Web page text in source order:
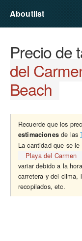
Aboutlist
Precio de
del
Beach
Recuerde que los
estimacionesde las
La cantidad que se
Playa del Carmen
variar debido a la
carretera y del clima,
recopilados, etc.